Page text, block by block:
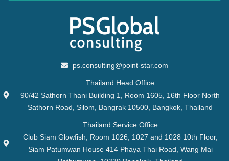
ps.consulting@point-star.com
Thailand Head Office
90/42 Sathorn Thani Building 1, Room 1605, 16th Floor North
Sathorn Road, Silom, Bangrak 10500, Bangkok, Thailand
Thailand Service Office
Club Siam Glowfish, Room 1026, 1027 and 1028 10th Floor,
Siam Patumwan House 414 Phaya Thai Road, Wang Mai